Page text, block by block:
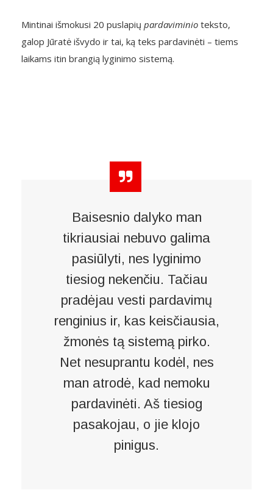
Mintinai išmokusi 20 puslapių pardaviminio teksto,
galop Jūratė išvydo ir tai, ką teks pardavinėti – tiems
laikams itin brangią lyginimo sistemą.
Baisesnio dalyko man
tikriausiai nebuvo galima
pasiūlyti, nes lyginimo
tiesiog nekenčiu. Tačiau
pradėjau vesti pardavimų
renginius ir, kas keisčiausia,
žmonės tą sistemą pirko.
Net nesuprantu kodėl, nes
man atrodė, kad nemoku
pardavinėti. Aš tiesiog
pasakojau, o jie klojo
pinigus.